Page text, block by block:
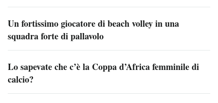
Un fortissimo giocatore di beach volley in una
squadra forte di pallavolo
Lo sapevate che c’è la Coppa d’Africa femminile di
calcio?